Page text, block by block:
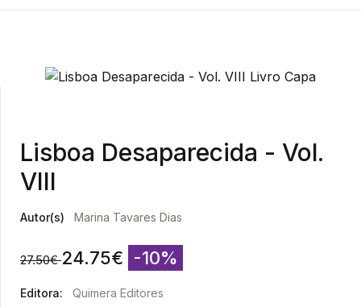
Lisboa Desaparecida - Vol.
VIII
Autor(s) Marina Tavares Dias
27.50€ 24.75€ -10%
Editora:
Quimera Editores